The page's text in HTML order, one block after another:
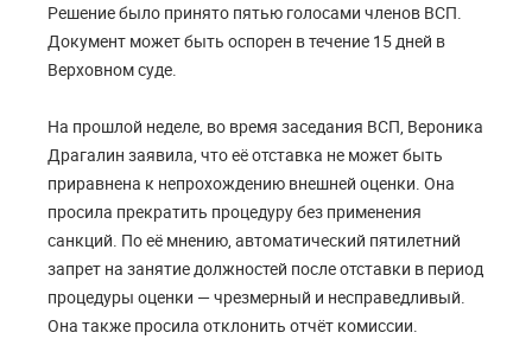
Решение было принято пятью голосами членов ВСП.
Документ может быть оспорен в течение 15 дней в
Верховном суде.
На прошлой неделе, во время заседания ВСП, Вероника
Драгалин заявила, что её отставка не может быть
приравнена к непрохождению внешней оценки. Она
просила прекратить процедуру без применения
санкций. По её мнению, автоматический пятилетний
запрет на занятие должностей после отставки в период
процедуры оценки — чрезмерный и несправедливый.
Она также просила отклонить отчёт комиссии.